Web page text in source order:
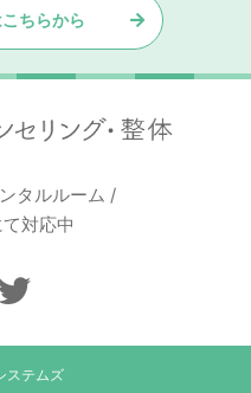
ちらから
タルルーム /
対応中
ステムズ